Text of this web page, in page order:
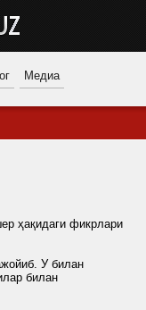
Медиа
ҳақидаги фикрлари
У билан
билан